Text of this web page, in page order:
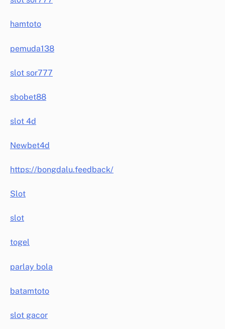
hamtoto
pemuda138
slot sor777
sbobet88
slot 4d
Newbet4d
https://bongdalu.feedback/
Slot
slot
togel
parlay bola
batamtoto
slot gacor